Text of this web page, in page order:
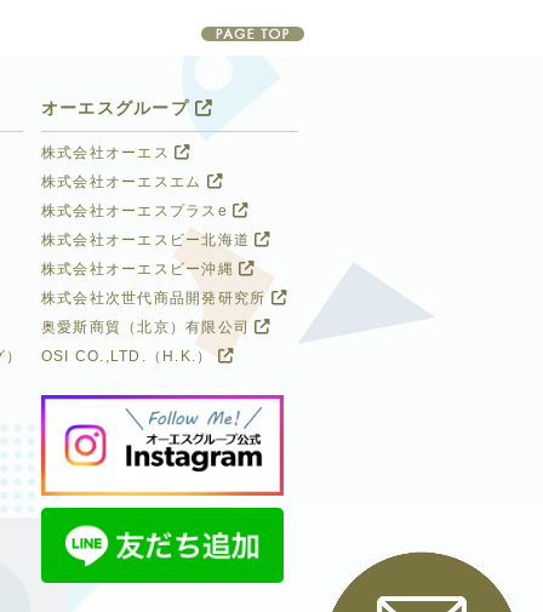
オーエスグループ
株式会社オーエス
株式会社オーエスエム
株式会社オーエスプラスe
株式会社オーエスビー北海道
株式会社オーエスビー沖縄
株式会社次世代商品開発研究所
奥愛斯商貿（北京）有限公司
OSI CO.,LTD.（H.K.）